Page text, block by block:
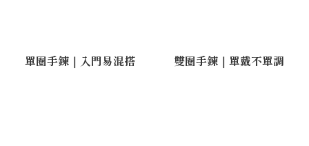
單圈手鍊｜入門易混搭 雙圈手鍊｜單戴不單調